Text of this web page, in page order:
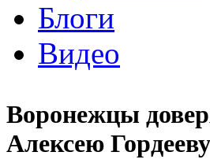
Блоги
Видео
Воронежцы
Алексею